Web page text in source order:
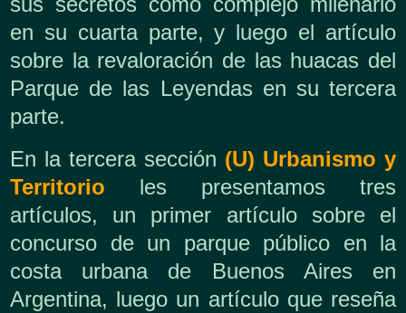
en su cuarta parte, y luego el artículo
sobre la revaloración de las huacas del
Parque de las Leyendas en su tercera
parte.
En la tercera sección (U) Urbanismo y
Territorio les presentamos tres
artículos, un primer artículo sobre el
concurso de un parque público en la
costa urbana de Buenos Aires en
Argentina, luego un artículo que reseña